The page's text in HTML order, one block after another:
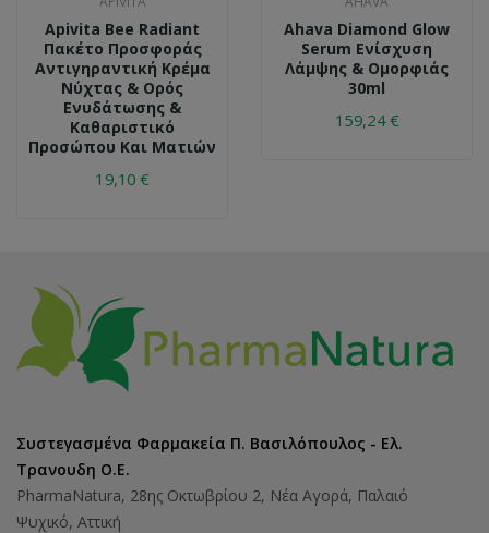
Apivita Bee Radiant
Πακέτο Προσφοράς
Αντιγηραντική Κρέμα
Νύχτας & Ορός
Ενυδάτωσης &
Καθαριστικό
Προσώπου Και Ματιών
19,10 €
Ahava Diamond Glow
Serum Ενίσχυση
Λάμψης & Ομορφιάς
30ml
159,24 €
Συστεγασμένα Φαρμακεία Π. Βασιλόπουλος - Ελ.
Τρανουδη Ο.Ε.
PharmaNatura, 28ης Οκτωβρίου 2, Νέα Αγορά, Παλαιό
Ψυχικό, Αττική